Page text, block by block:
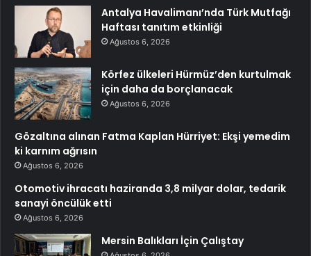
Antalya Havalimanı’nda Türk Mutfağı
Haftası tanıtım etkinliği
Ağustos 6, 2026
Körfez ülkeleri Hürmüz’den kurtulmak
için daha da borçlanacak
Ağustos 6, 2026
Gözaltına alınan Fatma Kaplan Hürriyet: Ekşi yemedim
ki karnım ağrısın
Ağustos 6, 2026
Otomotiv ihracatı haziranda 3,8 milyar dolar, tedarik
sanayi öncülük etti
Ağustos 6, 2026
Mersin Balıkları İçin Çalıştay